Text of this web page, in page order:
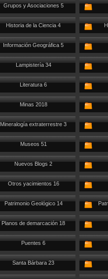
Grupos y Asociaciones 5
Historia de la Ciencia 4
Información Geográfica 5
Lampistería 34
Literatura 6
Minas 2018
Mineralogía extraterrestre 3
Museos 51
Nuevos Blogs 2
Otros yacimientos 16
Patrimonio Geológico 14
Planos de demarcación 18
Puentes 6
Santa Bárbara 23